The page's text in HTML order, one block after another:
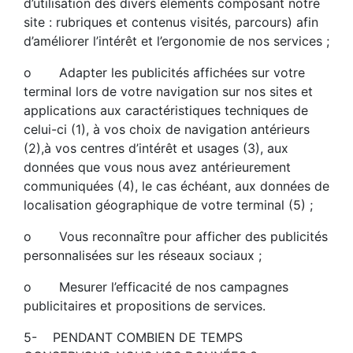
site : rubriques et contenus visités, parcours) afin
d’améliorer l’intérêt et l’ergonomie de nos services ;
o Adapter les publicités affichées sur votre
terminal lors de votre navigation sur nos sites et
applications aux caractéristiques techniques de
celui-ci (1), à vos choix de navigation antérieurs
(2),à vos centres d’intérêt et usages (3), aux
données que vous nous avez antérieurement
communiquées (4), le cas échéant, aux données de
localisation géographique de votre terminal (5) ;
o Vous reconnaître pour afficher des publicités
personnalisées sur les réseaux sociaux ;
o Mesurer l’efficacité de nos campagnes
publicitaires et propositions de services.
5- PENDANT COMBIEN DE TEMPS